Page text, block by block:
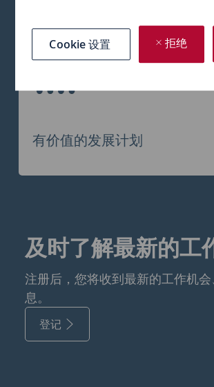
Cookie 设置 拒绝
有价值的发展计划
及时了解最新的工
注册后，您将收到最新的工作机
息。
登记